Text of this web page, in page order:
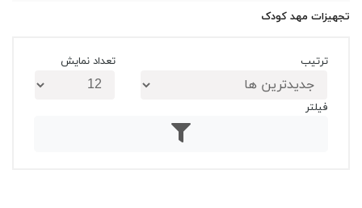
تجهیزات مهد کودک
ترتیب تعداد نمایش
فیلتر